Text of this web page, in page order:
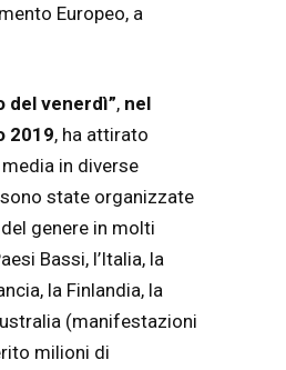
Europeo, a
del venerdì”, nel
2019, ha attirato
in diverse
state organizzate
genere in molti
Bassi, l’Italia, la
la Finlandia, la
(manifestazioni
milioni di